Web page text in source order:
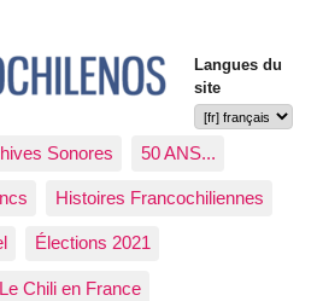
Langues du
site
Sonores 50 ANS...
Histoires Francochiliennes
Élections 2021
Le Chili en France